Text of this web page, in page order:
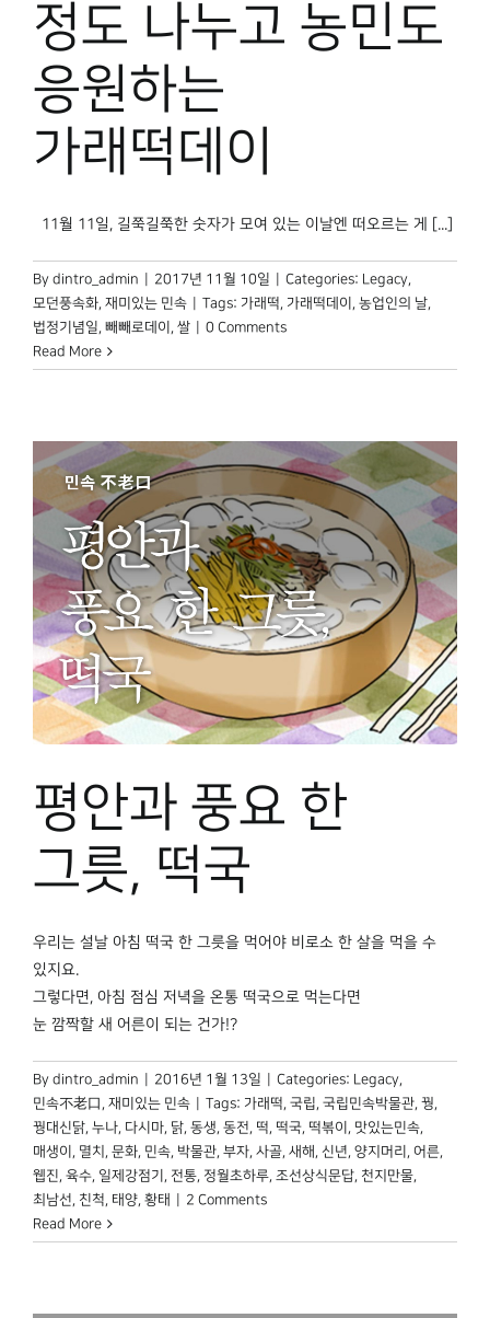
정도 나누고 농민도
응원하는
가래떡데이
11월 11일, 길쭉길쭉한 숫자가 모여 있는 이날엔 떠오르는 게 [...]
By dintro_admin 2017년 11월 10일 Categories: Legacy,
모던풍속화, 재미있는 민속 Tags: 가래떡, 가래떡데이 , 농업인의 날,
법정기념일, 빼빼로데이 , 쌀
0 Comments
Read More
평안과 풍요 한
그릇, 떡국
우리는 설날 아침 떡국 한 그릇을 먹어야 비로소 한 살을 먹을 수
있지요.
그렇다면, 아침 점심 저녁을 온통 떡국으로 먹는다면
눈 깜짝할 새 어른이 되는 건가!?
By dintro_admin 2016년 1월 13일 Categories: Legacy,
민속不老口 , 재미있는 민속 Tags: 가래떡, 국립, 국립민속박물관, 꿩,
꿩대신닭, 누나, 다시마, 닭, 동생, 동전, 떡, 떡국, 떡볶이 , 맛있는민속,
매생이 , 멸치 , 문화, 민속, 박물관, 부자, 사골, 새해 , 신년, 양지머리 , 어른,
웹진, 육수, 일제강점기 , 전통, 정월초하루, 조선상식문답, 천지만물,
최남선, 친척, 태양, 황태
2 Comments
Read More